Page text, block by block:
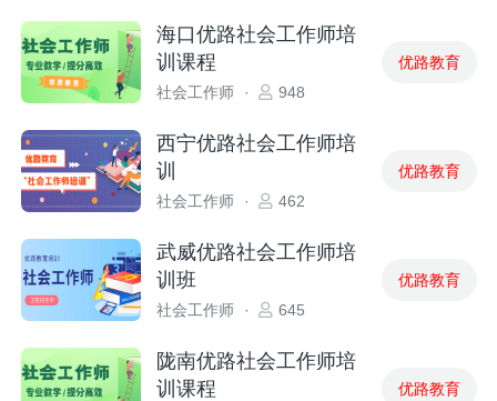
海口优路社会工作师培
训课程
社会工作师 · 948
优路教育
西宁优路社会工作师培
训
社会工作师 · 462
优路教育
武威优路社会工作师培
训班
社会工作师 · 645
优路教育
陇南优路社会工作师培
训课程
优路教育